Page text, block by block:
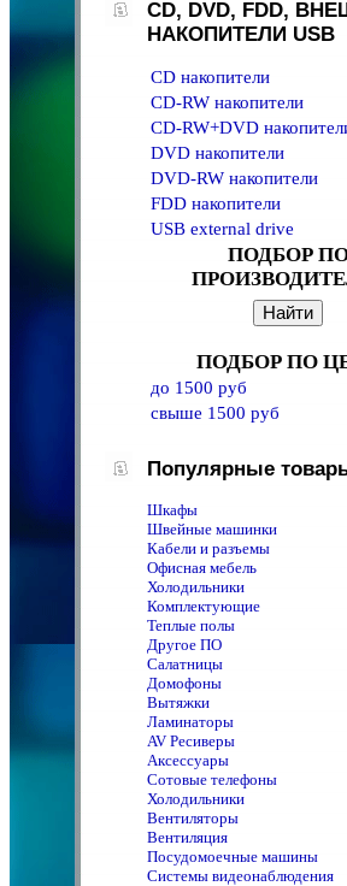
CD, DVD, FDD,
НАКОПИТЕЛИ USB
CD накопители
CD-RW накопители
CD-RW+DVD
DVD накопители
DVD-RW накопители
FDD накопители
USB external drive
ПОДБОР
ПОДБОР ПО
до 1500 руб
свыше 1500 руб
Популярные
Шкафы
Швейные машинки
Кабели и разъемы
Офисная мебель
Холодильники
Комплектующие
Теплые полы
Другое ПО
Салатницы
Домофоны
Вытяжки
Ламинаторы
AV Ресиверы
Аксессуары
Сотовые телефоны
Холодильники
Вентиляторы
Вентиляция
Посудомоечные машины
Системы видеонаблюдения